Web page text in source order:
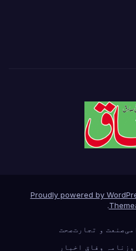
Proudly powered by
.
صنعت و تجارتصحت
وفاق اخبار